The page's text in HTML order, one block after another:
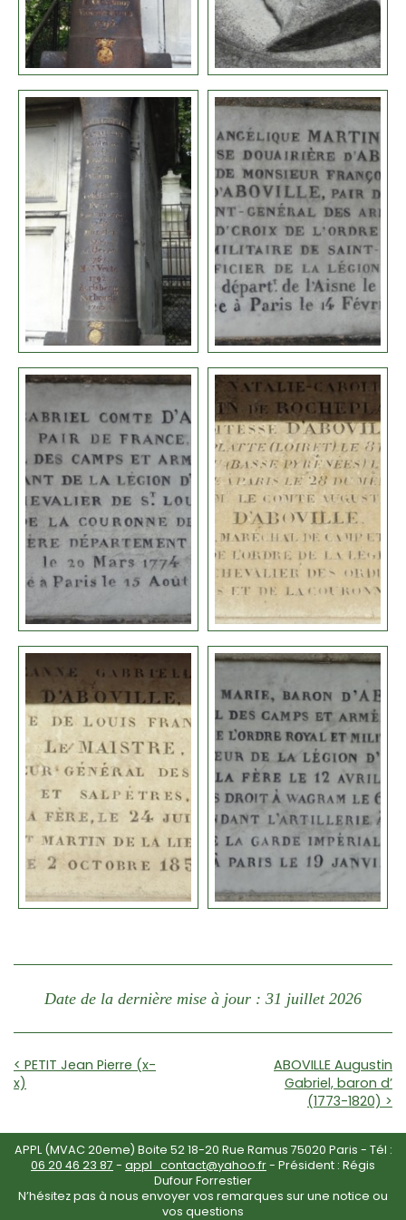
Date de la dernière mise à jour : 31 juillet 2026
< PETIT Jean Pierre (x-
x)
ABOVILLE Augustin
Gabriel, baron d’
(1773-1820) >
APPL (MVAC 20eme) Boite 52 18-20 Rue Ramus 75020 Paris - Tél :
06 20 46 23 87 - appl_contact@yahoo.fr- Président : Régis
Dufour Forrestier
N’hésitez pas à nous envoyer vos remarques sur une notice ou
vos questions